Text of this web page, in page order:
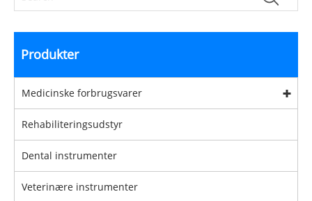
Produkter
Medicinske forbrugsvarer
Rehabiliteringsudstyr
Dental instrumenter
Veterinære instrumenter